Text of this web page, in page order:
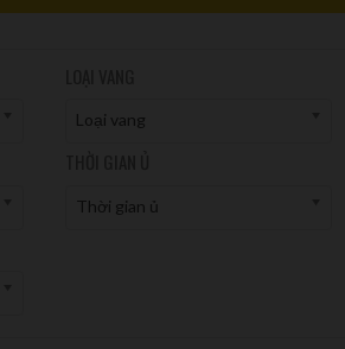
Loại vang
Thời gian ủ